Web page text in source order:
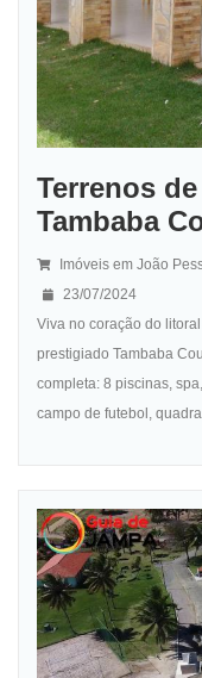
Terrenos
Tambaba
Imóveis em João
23/07/2024
Viva no coração do
prestigiado Tambaba
completa: 8 piscinas,
campo de futebol,